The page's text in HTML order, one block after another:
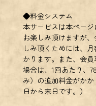
◆料金システム
本サービスは本ペー
お楽しみ頂けますが
しみ頂くためには、
かります。また、会
場合は、1回あたり、
み）の追加料金がか
日から末日です。）